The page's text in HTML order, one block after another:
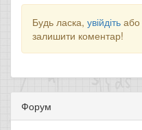
Будь ласка, увійдіть або
залишити коментар!
Форум